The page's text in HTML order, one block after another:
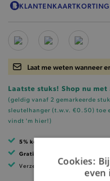
KLANTENKAARTKORTING
Laat me weten wanneer
Laatste stuks! Shop nu
(geldig vanaf 2 gemarkeerde
sleutelhanger (t.w.v. €0.50) toe
vindt 'm hier!)
5% korting
Gratis verzending
Verzending binnen 1 à 2
Cookies:
even